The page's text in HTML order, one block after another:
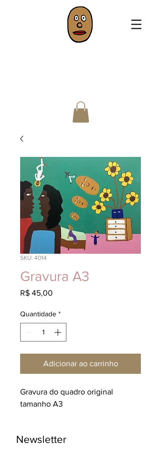
SKU: 4014
Gravura A3
R$ 45,00
Quantidade *
Adicionar ao carrinho
Gravura do quadro original
tamanho A3
Newsletter